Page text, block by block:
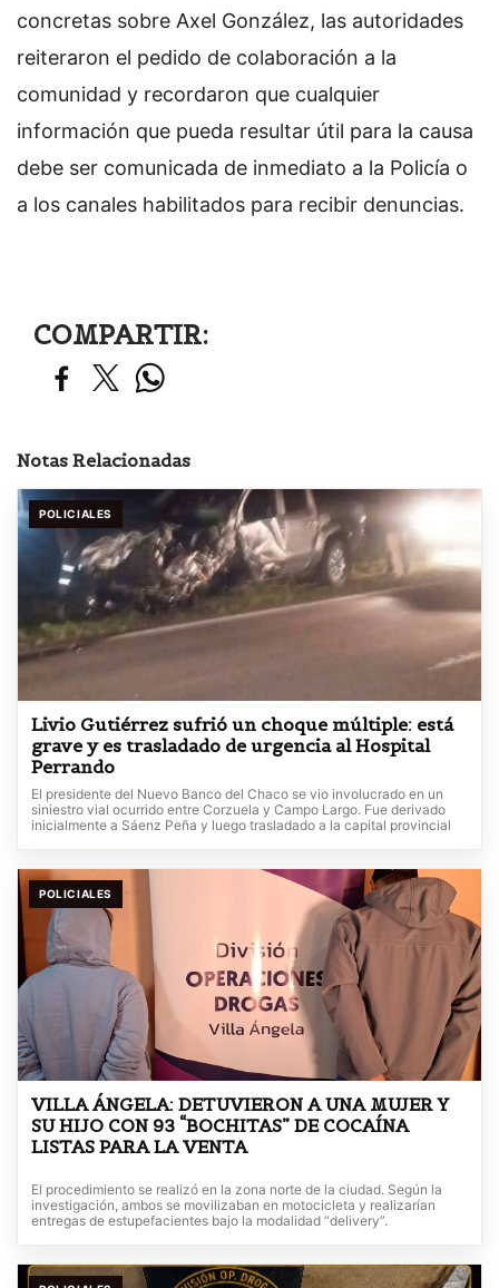
concretas sobre Axel González, las autoridades
reiteraron el pedido de colaboración a la
comunidad y recordaron que cualquier
información que pueda resultar útil para la causa
debe ser comunicada de inmediato a la Policía o
a los canales habilitados para recibir denuncias.
COMPARTIR:
Notas Relacionadas
POLICIALES
Livio Gutiérrez sufrió un choque múltiple: está
grave y es trasladado de urgencia al Hospital
Perrando
El presidente del Nuevo Banco del Chaco se vio involucrado en un
siniestro vial ocurrido entre Corzuela y Campo Largo. Fue derivado
inicialmente a Sáenz Peña y luego trasladado a la capital provincial
POLICIALES
VILLA ÁNGELA: DETUVIERON A UNA MUJER Y
SU HIJO CON 93 “BOCHITAS” DE COCAÍNA
LISTAS PARA LA VENTA
El procedimiento se realizó en la zona norte de la ciudad. Según la
investigación, ambos se movilizaban en motocicleta y realizarían
entregas de estupefacientes bajo la modalidad “delivery”.